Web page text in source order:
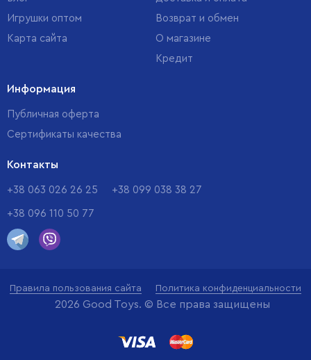
Игрушки оптом
Карта сайта
Возврат и обмен
О магазине
Кредит
Информация
Публичная оферта
Сертификаты качества
Контакты
+38 063 026 26 25 +38 099 038 38 27
+38 096 110 50 77
Правила пользования сайта Политика конфиденциальности
2026 Good Toys. © Все права защищены